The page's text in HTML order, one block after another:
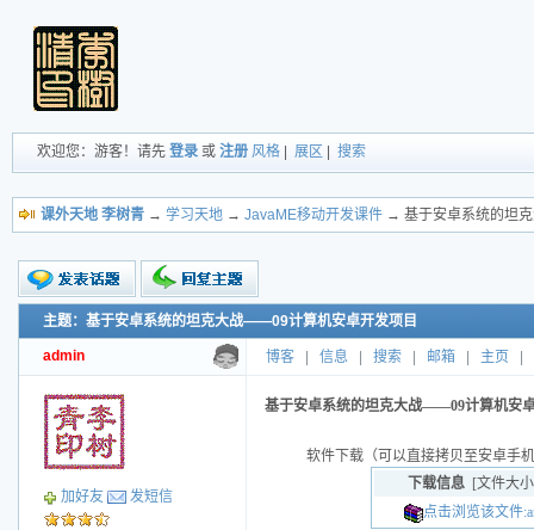
欢迎您：游客！请先 登录 或 注册 风格 展区 搜索
课外天地 李树青 → 学习天地 → JavaME移动开发课件 → 基于安卓系统的坦
新的主题
投票帖
交易帖
小字报
主题：基于安卓系统的坦克大战——09计算机安卓开发项目
admin 博客 信息 搜索 邮箱 主页
加好友 发短信
基于安卓系统的坦克大战——09计算机安
软件下载（可以直接拷贝至安卓手
下载信息[文件大
点击浏览该文件